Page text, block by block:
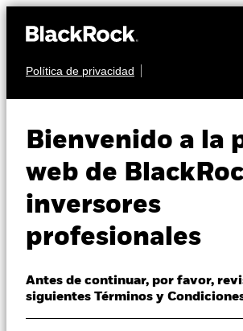
Política de privacidad
Bienvenido a la
web de
inversores
profesionales
Antes de continuar, por favor,
siguientes Términos y
Perspectivas
Visión de mercado
Educación
Profesionales
Markets
Fund